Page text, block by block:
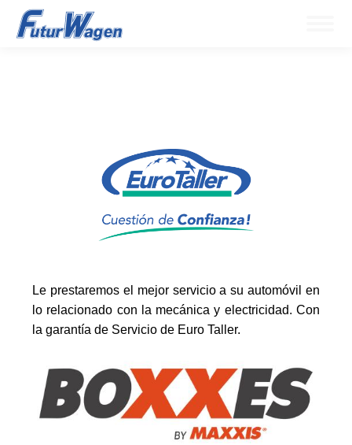
Le prestaremos el mejor servicio a su automóvil en
lo relacionado con la mecánica y electricidad. Con
la garantía de Servicio de Euro Taller.